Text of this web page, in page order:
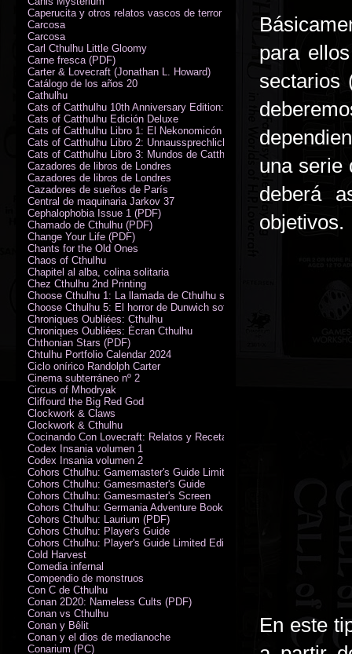
para
sectarios
una serie
deberá
objetivos.
En este
Caperucita y otros relatos vascos de terror (M. Rodríguez)
Carcosa
Carcosa
Carl Cthulhu Little Gloomy
Carne fresca (PDF)
Carter & Lovecraft (Jonathan L. Howard)
Catálogo de los años 20
Cathulhu
Cats of Catthulhu 10th Anniversary Edition: Quick Start Rules
Cats of Catthulhu Edición Deluxe
Cats of Catthulhu Libro 1: El Nekonomicón
Cats of Catthulhu Libro 2: Unnaussprechlichen Katzen
Cats of Catthulhu Libro 3: Mundos de Catthulhu
Cazadores de libros de Londres
Cazadores de libros de Londres
Cazadores de sueños de París
Central de maquinaria Jarkov 37
Cephalophobia Issue 1 (PDF)
Chamado de Cthulhu (PDF)
Change Your Life (PDF)
Chants for the Old Ones
Chaos of Cthulhu
Chapitel al alba, colina solitaria
Chez Cthulhu 2nd Printing
Choose Cthulhu 1: La llamada de Cthulhu softcover
Choose Cthulhu 5: El horror de Dunwich softcover
Chroniques Oubliées: Cthulhu
Chroniques Oubliées: Écran Cthulhu
Chthonian Stars (PDF)
Chtulhu Portfolio Calendar 2024
Ciclo onírico Randolph Carter
Cinema subterráneo nº 2
Circus of Mhodryak
Cliffourd the Big Red God
Clockwork & Claws
Clockwork & Cthulhu
Cocinando Con Lovecraft: Relatos y Recetas de Humor Sobrenatural
Codex Insania volumen 1
Codex Insania volumen 2
Cohors Cthulhu: Gamemaster's Guide Limited Edition
Cohors Cthulhu: Gamesmaster's Guide
Cohors Cthulhu: Gamesmaster's Screen
Cohors Cthulhu: Germania Adventure Book
Cohors Cthulhu: Laurium (PDF)
Cohors Cthulhu: Player's Guide
Cohors Cthulhu: Player's Guide Limited Edition
Cold Harvest
Comedia infernal
Compendio de monstruos
Con C de Cthulhu
Conan 2D20: Nameless Cults (PDF)
Conan vs Cthulhu
Conan y Bêlit
Conan y el dios de medianoche
Conarium (PC)